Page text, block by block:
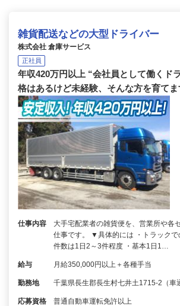
雑貨配送などの大型ドライバー
株式会社 倉庫サービス
正社員
年収420万円以上 “会社員として働くド
格はあるけど未経験、そんな方を育てま
仕事内容
大手宅配業者の雑貨便を、営業所や各
仕事です。 ▼具体的には ・トラックで
件数は1日2～3件程度 ・基本1日1…
給与 月給350,000円以上＋各種手当
勤務地 千葉県長生郡長生村七井土1715-2（車
応募資格 普通自動車運転免許以上